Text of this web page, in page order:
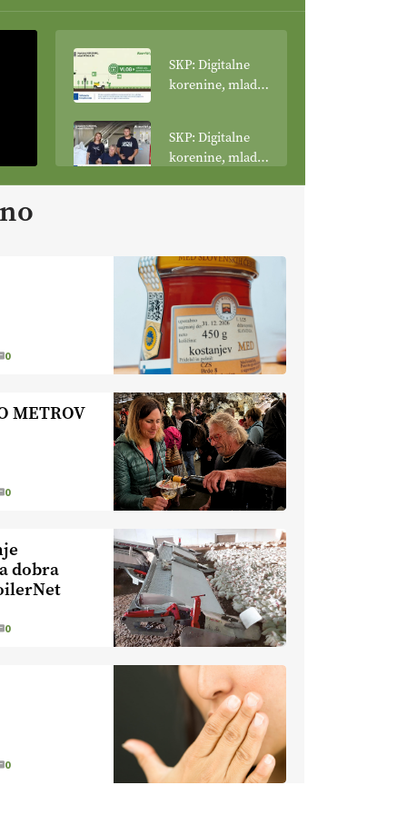
SKP: Digitalne
korenine, mladi
spreminja
podobo
kmetijstva
SKP: Digitalne
korenine, mladi
je res varnejša?
EKOloško =
logično:
vinogradniško in
vinarsko
posestvo
EKOloško =
logično: ekološka
kmetija KURNIK
EKOloško =
logično: ekološka
kmetija HOMAR
EKOloško =
Ekološko
kmetijstvo brez
škropljenja?
EKOloško =
logično: ekološka
kmetija
ALTENBAHER
EKOloško =
logično:
ekološko
oljarstvo
MORGAN
EKOloško =
logično: ekološka
kmetija FREŠER
0
METROV
0
dobra
0
0